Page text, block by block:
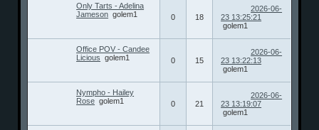
Only Tarts - Adelina
Jameson golem1 0 18
2026-06-
23 13:25:21
golem1
Office POV - Candee
Licious golem1 0 15
2026-06-
23 13:22:13
golem1
Nympho - Hailey
Rose golem1 0 21
2026-06-
23 13:19:07
golem1